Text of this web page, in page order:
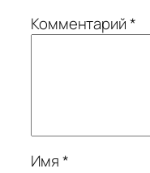
Комментарий*
Имя*